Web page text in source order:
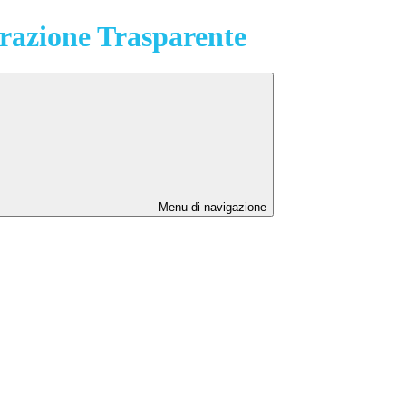
Trasparente
Menu di navigazione